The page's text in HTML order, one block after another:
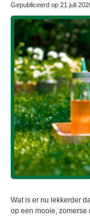
Gepubliceerd op 21 juli
Wat is er nu lekkerder
op een mooie, zomerse